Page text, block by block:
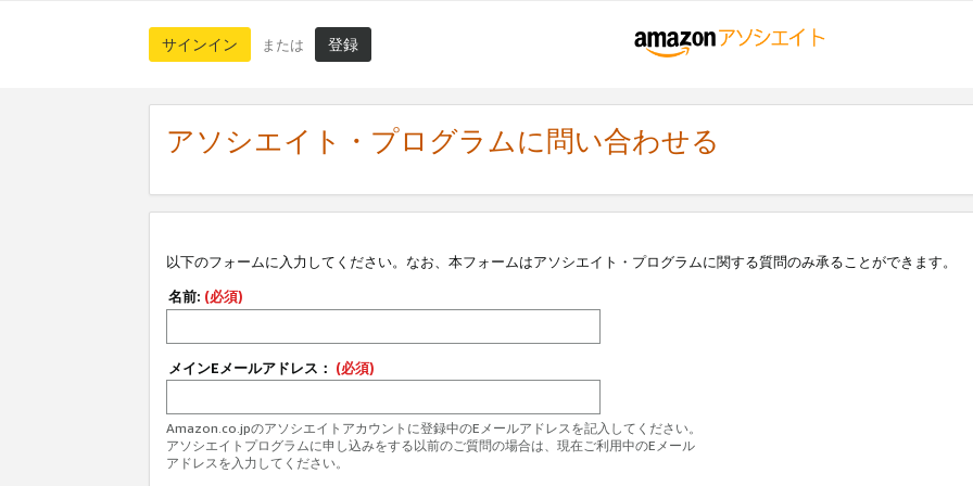
サインイン または 登録
アソシエイト・プログラムに問い合わせる
以下のフォームに入力してください。なお、本フォームはアソシエイト・プログラムに関する質問のみ承ることができます。
名前: (必須)
メインEメールアドレス： (必須)
Amazon.co.jpのアソシエイトアカウントに登録中のEメールアドレスを記入してください。
アソシエイトプログラムに申し込みをする以前のご質問の場合は、現在ご利用中のEメール
アドレスを入力してください。